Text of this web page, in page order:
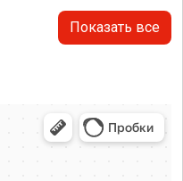
Показать все